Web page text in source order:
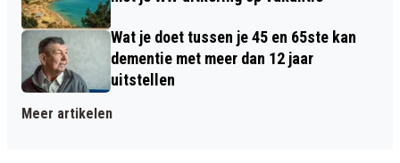
Wat je doet tussen je 45 en 65ste kan
dementie met meer dan 12 jaar
uitstellen
Meer artikelen